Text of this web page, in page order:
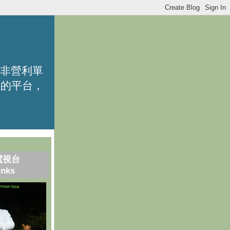
營利單
平台，
視台